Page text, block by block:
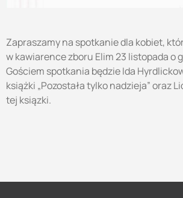
Zapraszamy na spotkanie dla kobiet,
w kawiarence zboru Elim 23 listopada o
Gościem spotkania będzie Ida
książki „Pozostała tylko nadzieja” oraz
tej ksiązki.